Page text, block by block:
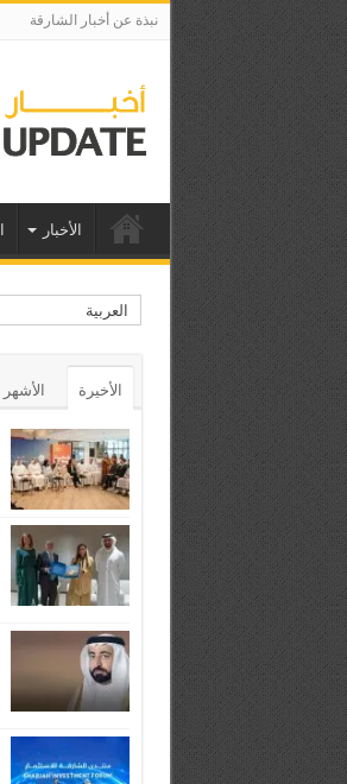
نبذة عن أخبار الشارقة
الأخبار
العربية
الأخيرة الأشهر